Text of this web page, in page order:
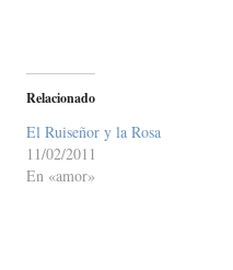
Relacionado
El Ruiseñor y la Rosa
11/02/2011
En «amor»